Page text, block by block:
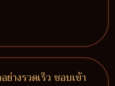
างรวดเร็ว ชอบเข้า